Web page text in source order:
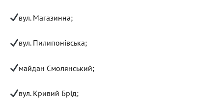
вул. Магазинна;
вул. Пилипонівська;
майдан Смолянський;
вул. Кривий Брід;